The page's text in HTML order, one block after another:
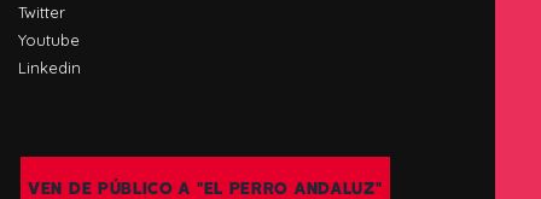
Twitter
Youtube
Linkedin
VEN DE PÚBLICO A "EL PERRO ANDALUZ"